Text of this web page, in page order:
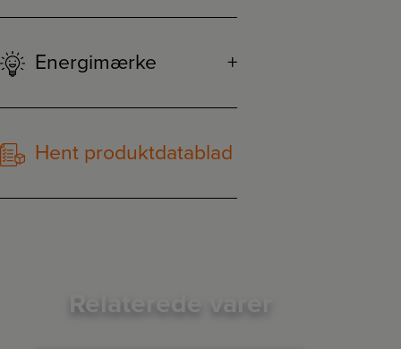
Energimærke
Hent produktdatablad
Relaterede varer